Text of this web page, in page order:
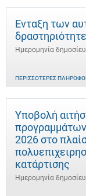
Ένταξη των
Ημερομηνία
ΠΕΡΙΣΣΌΤΕΡΕΣ
Υποβολή
προγραμμάτων
2026 στο
κατάρτισης
Ημερομηνία